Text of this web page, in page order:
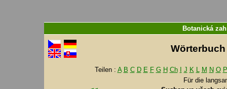
Botanická
Teilen : A B C D E F G H Ch J K L M N O P
Für die